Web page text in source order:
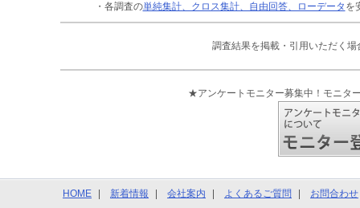
・各調査の単純集計、クロス集計、自由回答、ローデータ を
調査結果を掲載・引用いただく場
★アンケートモニター募集中！モニタ
HOME 新着情報 会社案内 よくあるご質問 お問合わせ